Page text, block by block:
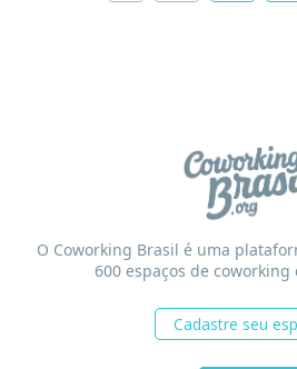
O Coworking Brasil é uma
600 espaços de coworking
Cadastre seu